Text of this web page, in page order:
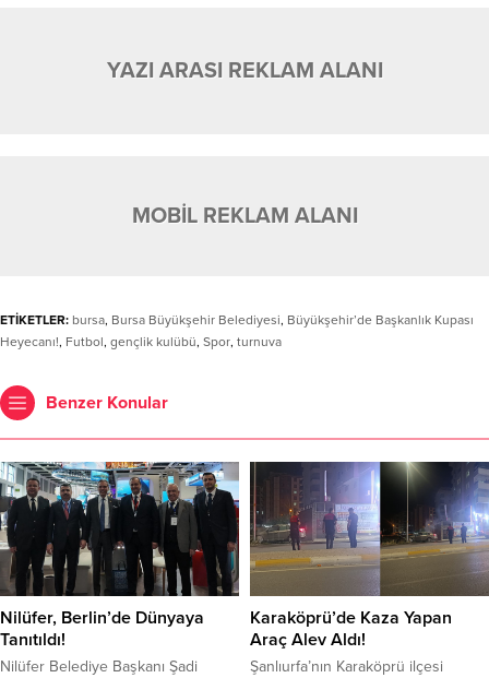
YAZI ARASI REKLAM ALANI
MOBİL REKLAM ALANI
ETİKETLER: bursa, Bursa Büyükşehir Belediyesi, Büyükşehir’de Başkanlık Kupası
Heyecanı!, Futbol, gençlik kulübü, Spor, turnuva
Benzer Konular
Nilüfer, Berlin’de Dünyaya
Tanıtıldı!
Nilüfer Belediye Başkanı Şadi
Karaköprü’de Kaza Yapan
Araç Alev Aldı!
Şanlıurfa’nın Karaköprü ilçesi